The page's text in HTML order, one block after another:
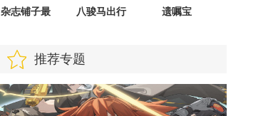
杂志铺子最
八骏马出行
遗嘱宝
推荐专题